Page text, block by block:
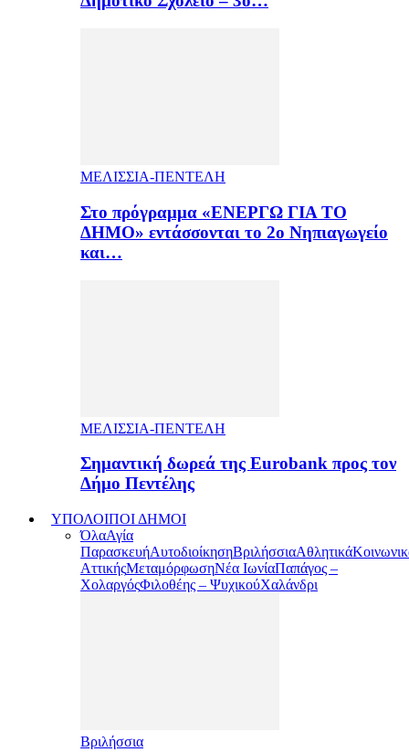
ΜΕΛΙΣΣΙΑ-ΠΕΝΤΕΛΗ
Στο πρόγραμμα «ΕΝΕΡΓΩ ΓΙΑ ΤΟ
ΔΗΜΟ» εντάσσονται το 2ο Νηπιαγωγείο
και…
ΜΕΛΙΣΣΙΑ-ΠΕΝΤΕΛΗ
Σημαντική δωρεά της Eurobank προς τον
Δήμο Πεντέλης
ΥΠΟΛΟΙΠΟΙ ΔΗΜΟΙ
ΌλαΑγία
ΠαρασκευήΑυτοδιοίκησηΒριλήσσιαΑθλητικά
ΑττικήςΜεταμόρφωσηΝέα ΙωνίαΠαπάγος –
ΧολαργόςΦιλοθέης – ΨυχικούΧαλάνδρι
Βριλήσσια